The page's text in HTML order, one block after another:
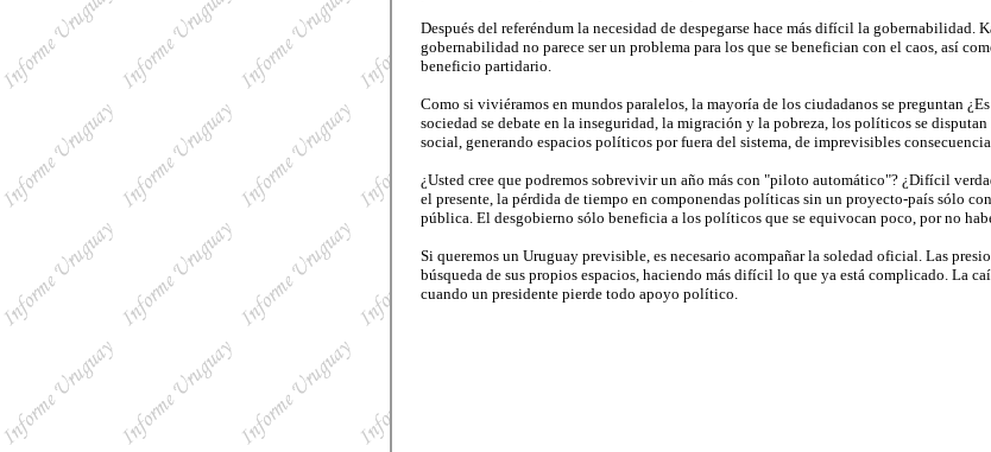
Después del referéndum la necesidad de despegarse hace más difícil la
gobernabilidad no parece ser un problema para los que se benefician con el caos, así
beneficio partidario.
Como si viviéramos en mundos paralelos, la mayoría de los ciudadanos se preguntan
sociedad se debate en la inseguridad, la migración y la pobreza, los políticos se
social, generando espacios políticos por fuera del sistema, de imprevisibles
¿Usted cree que podremos sobrevivir un año más con "piloto automático"? ¿Difícil
el presente, la pérdida de tiempo en componendas políticas sin un proyecto-país sólo
pública. El desgobierno sólo beneficia a los políticos que se equivocan poco, por no
Si queremos un Uruguay previsible, es necesario acompañar la soledad oficial. Las
búsqueda de sus propios espacios, haciendo más difícil lo que ya está complicado. La
cuando un presidente pierde todo apoyo político.